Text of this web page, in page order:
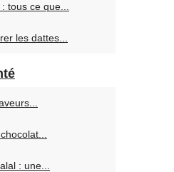
tous ce que...
les dattes...
: une...